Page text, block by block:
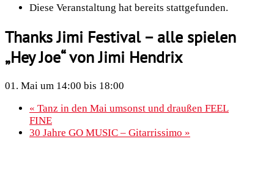
Diese Veranstaltung hat bereits stattgefunden.
Thanks Jimi Festival – alle spielen
„Hey Joe“ von Jimi Hendrix
01. Mai um 14:00 bis 18:00
« Tanz in den Mai umsonst und draußen FEEL
FINE
30 Jahre GO MUSIC – Gitarrissimo »